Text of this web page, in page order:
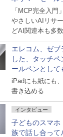
「MCP完全入門
やさしいAIリサ
どAI関連本も多数
エレコム、ゼブ
した、タッチ
ールペンとして
タイラスツーウ
iPadにも紙にも
書き込める
インタビュー
子どものスマホ
族で話し合って